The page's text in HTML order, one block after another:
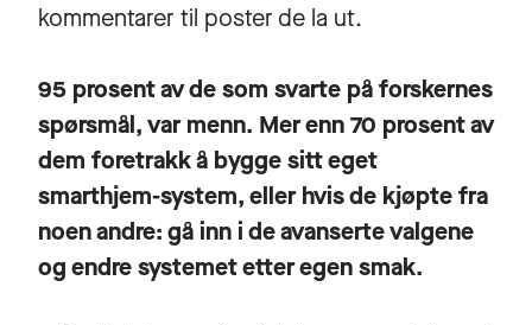
kommentarer til poster de la ut.
95 prosent av de som svarte på forskernes
spørsmål, var menn. Mer enn 70 prosent av
dem foretrakk å bygge sitt eget
smarthjem-system, eller hvis de kjøpte fra
noen andre: gå inn i de avanserte valgene
og endre systemet etter egen smak.